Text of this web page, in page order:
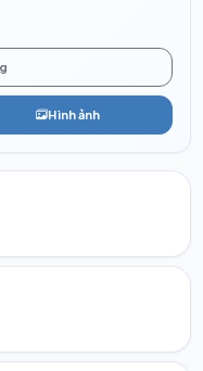
Hình ảnh